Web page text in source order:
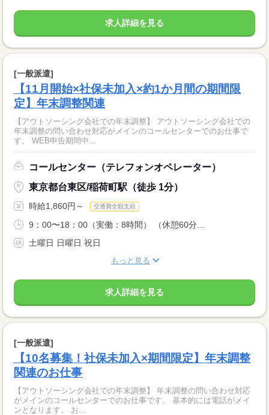
求人詳細を見る
[一般派遣]
【11月開始×社保未加入×約1か月間の期間限
定】年末調整関連
【アウトソーシング会社での年末調整】 アウトソーシング会社での
年末調整の問い合わせ対応がメインのコールセンターでのお仕事で
す。 WEB申告期間中...
コールセンター（テレフォンオペレーター）
東京都台東区/稲荷町駅（徒歩 1分）
時給1,860円～ 交通費全額支給
9：00〜18：00（実働：8時間） （休憩60分...
土曜日 日曜日 祝日
もっと見る
求人詳細を見る
[一般派遣]
【10名募集！社保未加入×期間限定】年末調整
関連のお仕事
【アウトソーシング会社での年末調整】 年末調整の問い合わせ対応
がメインのコールセンターでのお仕事です。 基本的には電話がメイ
ンとなります。 お...